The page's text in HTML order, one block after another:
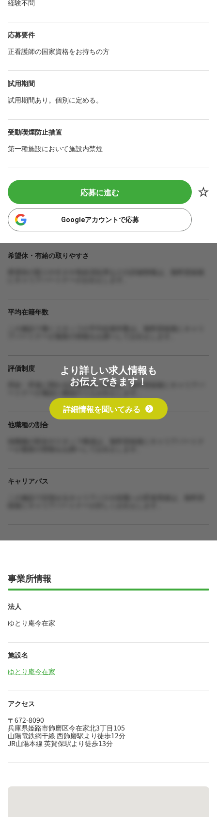
経験不問
応募要件
正看護師の国家資格をお持ちの方
試用期間
試用期間あり。個別に定める。
受動喫煙防止措置
第一種施設において施設内禁煙
応募に進む
Googleアカウントで応募
希望休・有給の取りやすさ
平均在籍年数
評価制度
昇給・昇進に関わる評価制度の詳細は、無料登録後にキャリアパ
他職種の割合
キャリアパス
より詳しい求人情報も
お伝えできます！
詳細情報を聞いてみる
事業所情報
法人
ゆとり庵今在家
施設名
ゆとり庵今在家
アクセス
〒672-8090
兵庫県姫路市飾磨区今在家北3丁目105
山陽電鉄網干線 西飾磨駅より徒歩12分
JR山陽本線 英賀保駅より徒歩13分